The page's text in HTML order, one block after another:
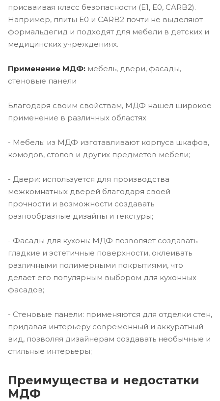
присваивая класс безопасности (E1, E0, CARB2).
Например, плиты E0 и CARB2 почти не выделяют
формальдегид и подходят для мебели в детских и
медицинских учреждениях.
Применение МДФ: мебель, двери, фасады,
стеновые панели
Благодаря своим свойствам, МДФ нашел широкое
применение в различных областях
- Мебель: из МДФ изготавливают корпуса шкафов,
комодов, столов и других предметов мебели;
- Двери: используется для производства
межкомнатных дверей благодаря своей
прочности и возможности создавать
разнообразные дизайны и текстуры;
- Фасады для кухонь: МДФ позволяет создавать
гладкие и эстетичные поверхности, оклеивать
различными полимерными покрытиями, что
делает его популярным выбором для кухонных
фасадов;
- Стеновые панели: применяются для отделки стен,
придавая интерьеру современный и аккуратный
вид, позволяя дизайнерам создавать необычные и
стильные интерьеры;
Преимущества и недостатки
МДФ